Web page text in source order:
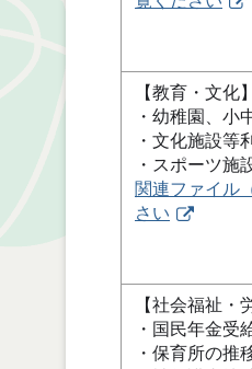
【教育・文化】
・幼稚園、小
・文化施設等
・スポーツ
関連ファイル
さい
【社会福祉・
・国民年金受
・保育所の推